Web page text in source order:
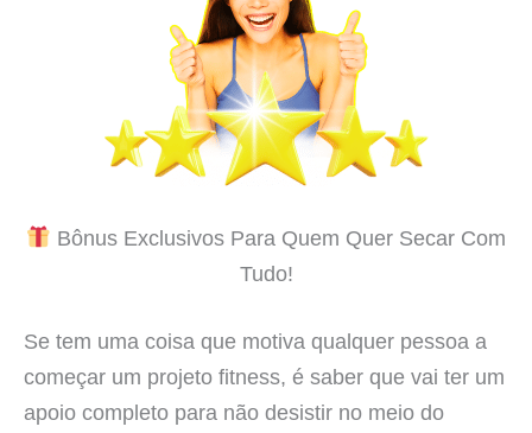
Bônus Exclusivos Para Quem Quer Secar Com
Tudo!
Se tem uma coisa que motiva qualquer pessoa a
começar um projeto fitness, é saber que vai ter um
apoio completo para não desistir no meio do